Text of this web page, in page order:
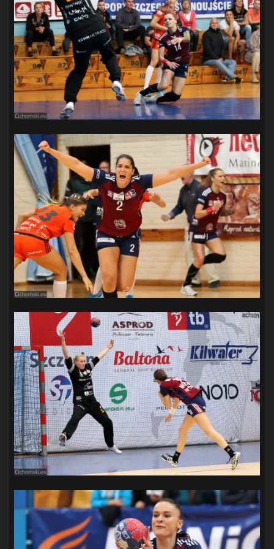
SANDRA SPA POGOŃ SZCZECIN(100) SIEDLECKA(63)
SPARING(110) SPR POGOŃ SZCZECIN(72)
SPÓJNIA STARGARD STOCZNIA SZCZECIN(40)
SUPERLIGA KOBIET (58) SUPERLIGA MĘŻCZYZN(92)
TAURON LIGA KOBIET(106) (26) TREFL SOPOT(26)
WYGRANA(43) ZAGŁĘBIE LUBIN(36) ŚLĄSK WROCŁAW(29)
ŚWIT SKOLWIN
STAT4U